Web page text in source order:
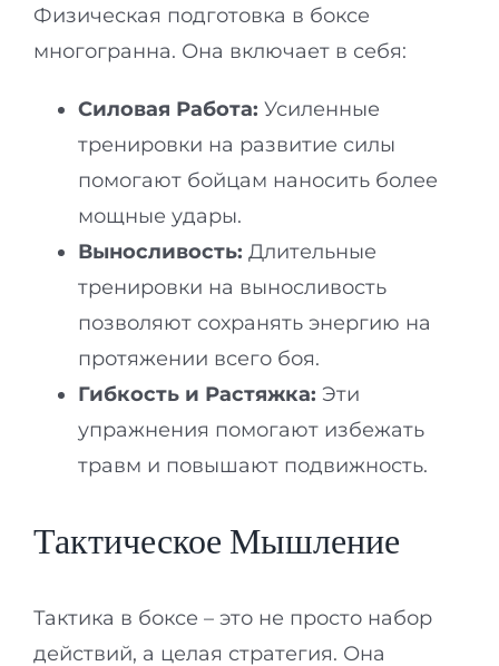
Физическая подготовка в боксе
многогранна. Она включает в себя:
Силовая Работа: Усиленные
тренировки на развитие силы
помогают бойцам наносить более
мощные удары.
Выносливость: Длительные
тренировки на выносливость
позволяют сохранять энергию на
протяжении всего боя.
Гибкость и Растяжка: Эти
упражнения помогают избежать
травм и повышают подвижность.
Тактическое Мышление
Тактика в боксе – это не просто набор
действий, а целая стратегия. Она